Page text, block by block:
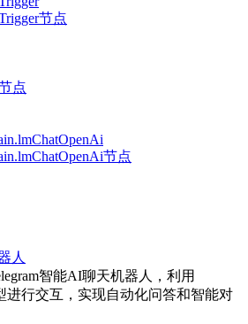
节点
点
节点
人
智能AI聊天机器人，利用
进行交互，实现自动化问答和智能对